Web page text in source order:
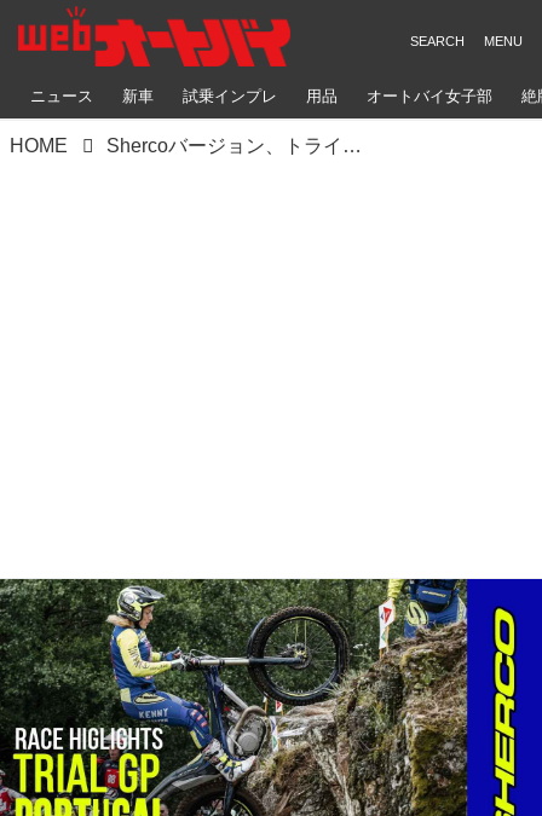
ニュース 新車 試乗インプレ 用品 オートバイ女子部 絶
HOME Shercoバージョン、トライアル世界選手権第2戦ポルトガルハイライト